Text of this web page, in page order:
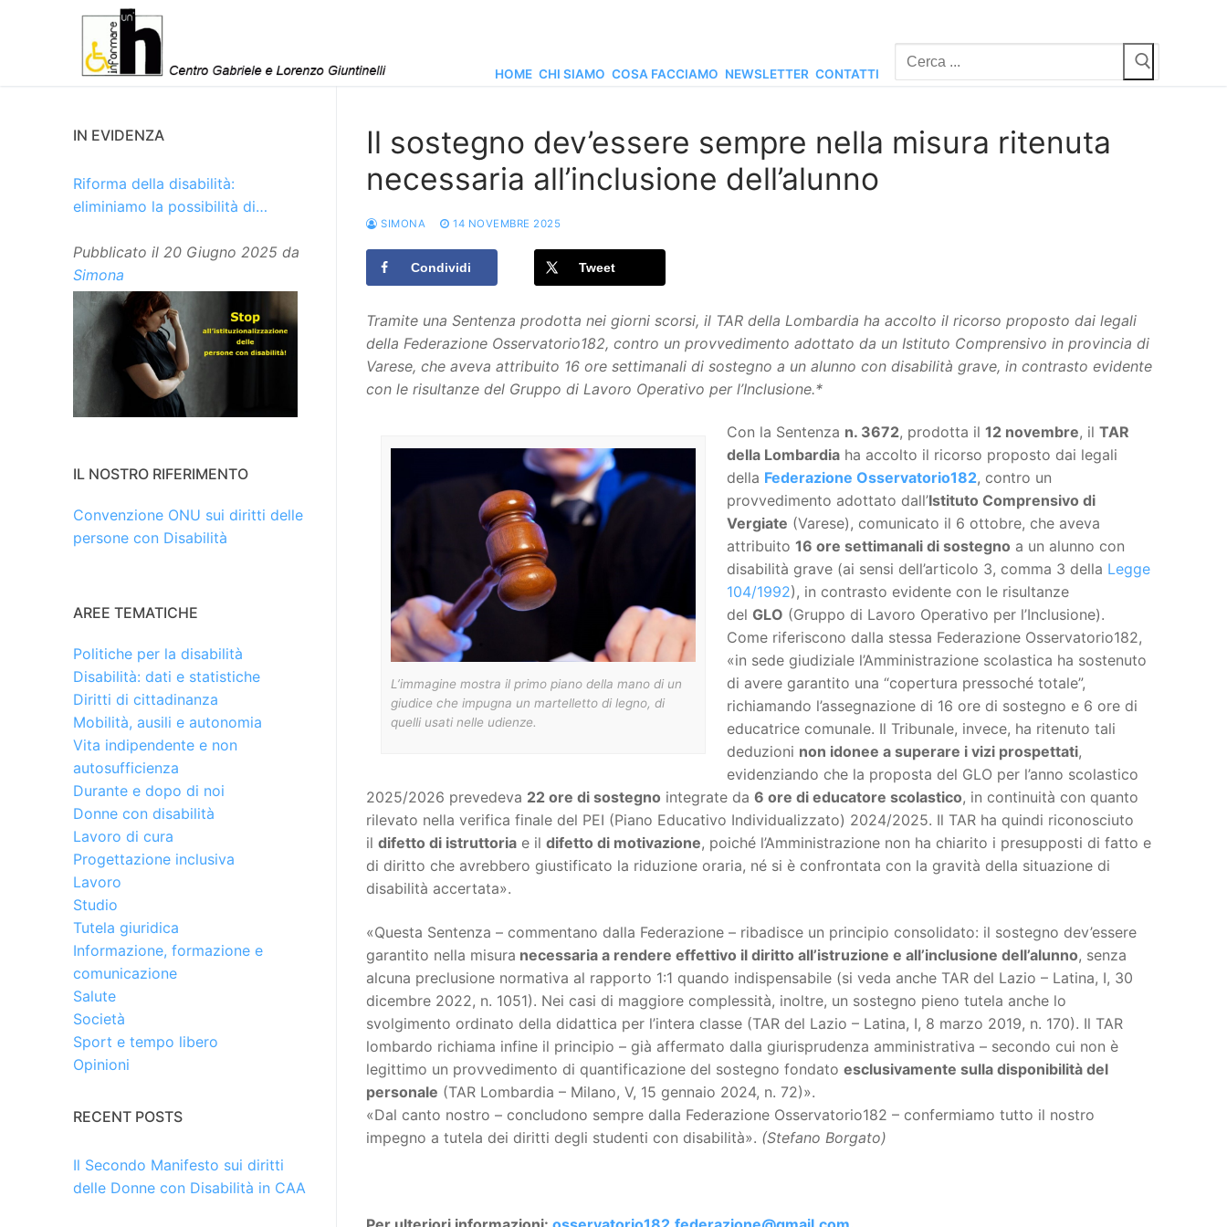
HOME CHI SIAMO COSA FACCIAMO NEWSLETTER CONTATTI
Cerca:
Il sostegno dev’essere sempre nella misura ritenuta
necessaria all’inclusione dell’alunno
SIMONA 14 NOVEMBRE 2025
Condividi Tweet
Tramite una Sentenza prodotta nei giorni scorsi, il TAR della Lombardia ha accolto il ricorso proposto dai legali
della Federazione Osservatorio182, contro un provvedimento adottato da un Istituto Comprensivo in provincia di
Varese, che aveva attribuito 16 ore settimanali di sostegno a un alunno con disabilità grave, in contrasto evidente
con le risultanze del Gruppo di Lavoro Operativo per l’Inclusione.*
L’immagine mostra il primo piano della mano di un
giudice che impugna un martelletto di legno, di
quelli usati nelle udienze.
Con la Sentenza n. 3672, prodotta il 12 novembre, il TAR
della Lombardiaha accolto il ricorso proposto dai legali
della Federazione Osservatorio182, contro un
provvedimento adottato dall’Istituto Comprensivo di
Vergiate (Varese), comunicato il 6 ottobre, che aveva
attribuito 16 ore settimanali di sostegno a un alunno con
disabilità grave (ai sensi dell’articolo 3, comma 3 della Legge
104/1992), in contrasto evidente con le risultanze
del GLO (Gruppo di Lavoro Operativo per l’Inclusione).
Come riferiscono dalla stessa Federazione Osservatorio182,
«in sede giudiziale l’Amministrazione scolastica ha sostenuto
di avere garantito una “copertura pressoché totale”,
richiamando l’assegnazione di 16 ore di sostegno e 6 ore di
educatrice comunale. Il Tribunale, invece, ha ritenuto tali
deduzioni non idonee a superare i vizi prospettati,
evidenziando che la proposta del GLO per l’anno scolastico
2025/2026 prevedeva 22 ore di sostegno integrate da 6 ore di educatore scolastico, in continuità con quanto
rilevato nella verifica finale del PEI (Piano Educativo Individualizzato) 2024/2025. Il TAR ha quindi riconosciuto
il difetto di istruttoria e il difetto di motivazione, poiché l’Amministrazione non ha chiarito i presupposti di fatto e
di diritto che avrebbero giustificato la riduzione oraria, né si è confrontata con la gravità della situazione di
disabilità accertata».
«Questa Sentenza – commentano dalla Federazione – ribadisce un principio consolidato: il sostegno dev’essere
garantito nella misura necessaria a rendere effettivo il diritto all’istruzione e all’inclusione dell’alunno, senza
alcuna preclusione normativa al rapporto 1:1 quando indispensabile (si veda anche TAR del Lazio – Latina, I, 30
dicembre 2022, n. 1051). Nei casi di maggiore complessità, inoltre, un sostegno pieno tutela anche lo
svolgimento ordinato della didattica per l’intera classe (TAR del Lazio – Latina, I, 8 marzo 2019, n. 170). Il TAR
lombardo richiama infine il principio – già affermato dalla giurisprudenza amministrativa – secondo cui non è
legittimo un provvedimento di quantificazione del sostegno fondato esclusivamente sulla disponibilità del
personale (TAR Lombardia – Milano, V, 15 gennaio 2024, n. 72)».
«Dal canto nostro – concludono sempre dalla Federazione Osservatorio182 – confermiamo tutto il nostro
impegno a tutela dei diritti degli studenti con disabilità». (Stefano Borgato)
IN EVIDENZA
Riforma della disabilità:
eliminiamo la possibilità di
Pubblicato il 20 Giugno 2025 da
Simona
IL NOSTRO RIFERIMENTO
Convenzione ONU sui diritti delle
persone con Disabilità
AREE TEMATICHE
Politiche per la disabilità
Disabilità: dati e statistiche
Diritti di cittadinanza
Mobilità, ausili e autonomia
Vita indipendente e non
autosufficienza
Durante e dopo di noi
Donne con disabilità
Lavoro di cura
Progettazione inclusiva
Lavoro
Studio
Tutela giuridica
Informazione, formazione e
comunicazione
Salute
Società
Sport e tempo libero
Opinioni
RECENT POSTS
Il Secondo Manifesto sui diritti
delle Donne con Disabilità in CAA